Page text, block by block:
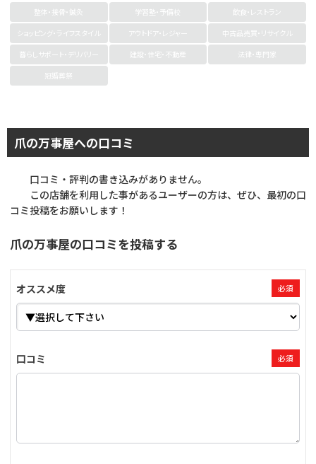
整体・接骨・鍼灸 学習塾・予備校
飲食・レストラン
ショッピング・ライフスタイル
アウトドア・レジャー
中古品売買・リサイクル
暮らしサポート・デリバリー
建設・住宅・不動産
法律・専門家
冠婚葬祭
爪の万事屋への口コミ
口コミ・評判の書き込みがありません。
この店舗を利用した事があるユーザーの方は、ぜひ、最初の口
コミ投稿をお願いします！
爪の万事屋の口コミを投稿する
オススメ度 必須
口コミ 必須